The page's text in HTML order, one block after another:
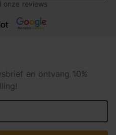
onze reviews
en ontvang 10%